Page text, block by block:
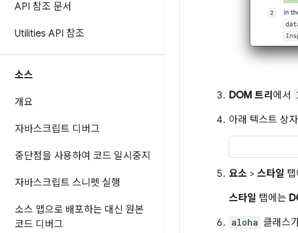
API 참조 문서
Utilities API 참조
소스
개요
자바스크립트 디버그
중단점을 사용하여 코드 일시중지
자바스크립트 스니펫 실행
소스 맵으로 배포하는 대신 원본
코드 디버그
DOM 트리 에서
아래 텍스트 상
요소 > 스타일
스타일 탭에는
aloha 클래스